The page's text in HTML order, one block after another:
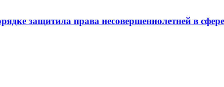
защитила права несовершеннолетней в